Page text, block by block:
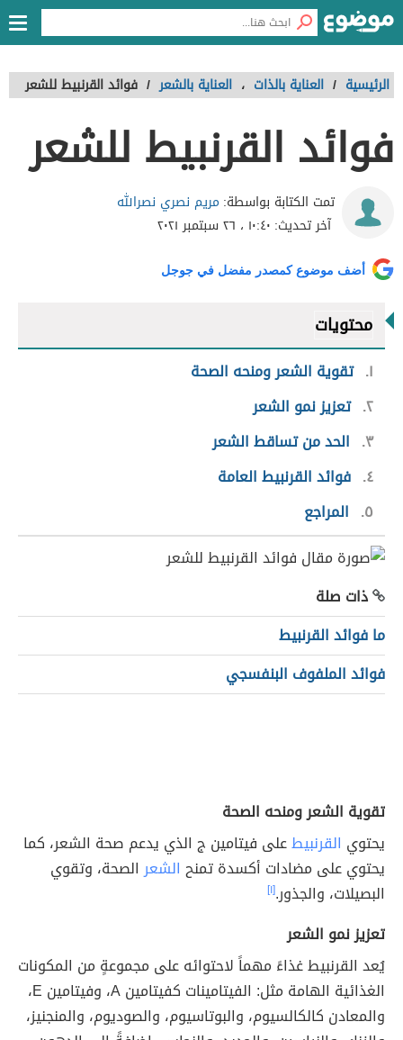
الرئيسية / العناية بالذات ، العناية بالشعر / فوائد القرنبيط للشعر
فوائد القرنبيط للشعر
تمت الكتابة بواسطة: مريم نصري نصرالله
آخر تحديث: ١٠:٤٠ ، ٢٦ سبتمبر ٢٠٢١
أضف موضوع كمصدر مفضل في جوجل
محتويات
١ تقوية الشعر ومنحه الصحة
٢ تعزيز نمو الشعر
٣
الحد من تساقط الشعر
٤ فوائد القرنبيط العامة
٥
المراجع
ذات صلة
ما فوائد القرنبيط
فوائد الملفوف البنفسجي
تقوية الشعر ومنحه الصحة
يحتوي القرنبيطعلى فيتامين ج الذي يدعم صحة الشعر، كما
يحتوي على مضادات أكسدة تمنح الشعرالصحة، وتقوي
البصيلات، والجذور.[١]
تعزيز نمو الشعر
يُعد القرنبيط غذاءً مهماً لاحتوائه على مجموعةٍ من المكونات
الغذائية الهامة مثل: الفيتامينات كفيتامين A، وفيتامين E،
والمعادن كالكالسيوم، والبوتاسيوم، والصوديوم، والمنجنيز،